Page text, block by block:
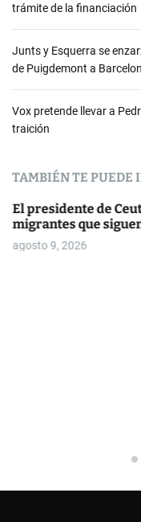
trámite de la financiación
Junts y Esquerra se
de Puigdemont a
Vox pretende llevar a
traición
TAMBIÉN TE PUEDE
El presidente de
migrantes que
agosto 9, 2026